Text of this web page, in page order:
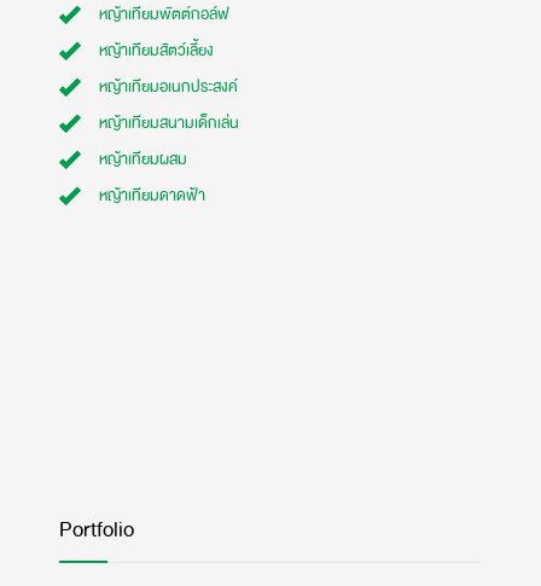
หญ้าเทียมพัตต์กอล์ฟ
หญ้าเทียมสัตว์เลี้ยง
หญ้าเทียมอเนกประสงค์
หญ้าเทียมสนามเด็กเล่น
หญ้าเทียมผสม
หญ้าเทียมดาดฟ้า
Portfolio